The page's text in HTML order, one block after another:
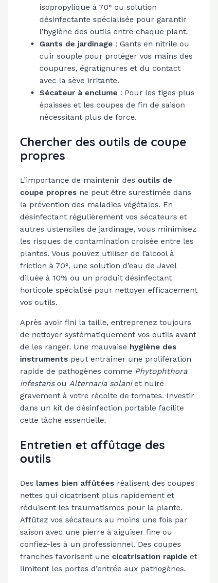
isopropylique à 70° ou solution
désinfectante spécialisée pour garantir
l’hygiène des outils entre chaque plant.
Gants de jardinage : Gants en nitrile ou
cuir souple pour protéger vos mains des
coupures, égratignures et du contact
avec la sève irritante.
Sécateur à enclume : Pour les tiges plus
épaisses et les coupes de fin de saison
nécessitant plus de force.
Chercher des outils de coupe
propres
L’importance de maintenir des outils de
coupe propres ne peut être surestimée dans
la prévention des maladies végétales. En
désinfectant régulièrement vos sécateurs et
autres ustensiles de jardinage, vous minimisez
les risques de contamination croisée entre les
plantes. Vous pouvez utiliser de l’alcool à
friction à 70°, une solution d’eau de Javel
diluée à 10% ou un produit désinfectant
horticole spécialisé pour nettoyer efficacement
vos outils.
Après avoir fini la taille, entreprenez toujours
de nettoyer systématiquement vos outils avant
de les ranger. Une mauvaise hygiène des
instruments peut entraîner une prolifération
rapide de pathogènes comme Phytophthora
infestansou Alternaria solaniet nuire
gravement à votre récolte de tomates. Investir
dans un kit de désinfection portable facilite
cette tâche essentielle.
Entretien et affûtage des
outils
Des lames bien affûtées réalisent des coupes
nettes qui cicatrisent plus rapidement et
réduisent les traumatismes pour la plante.
Affûtez vos sécateurs au moins une fois par
saison avec une pierre à aiguiser fine ou
confiez-les à un professionnel. Des coupes
franches favorisent une cicatrisation rapide et
limitent les portes d’entrée aux pathogènes.